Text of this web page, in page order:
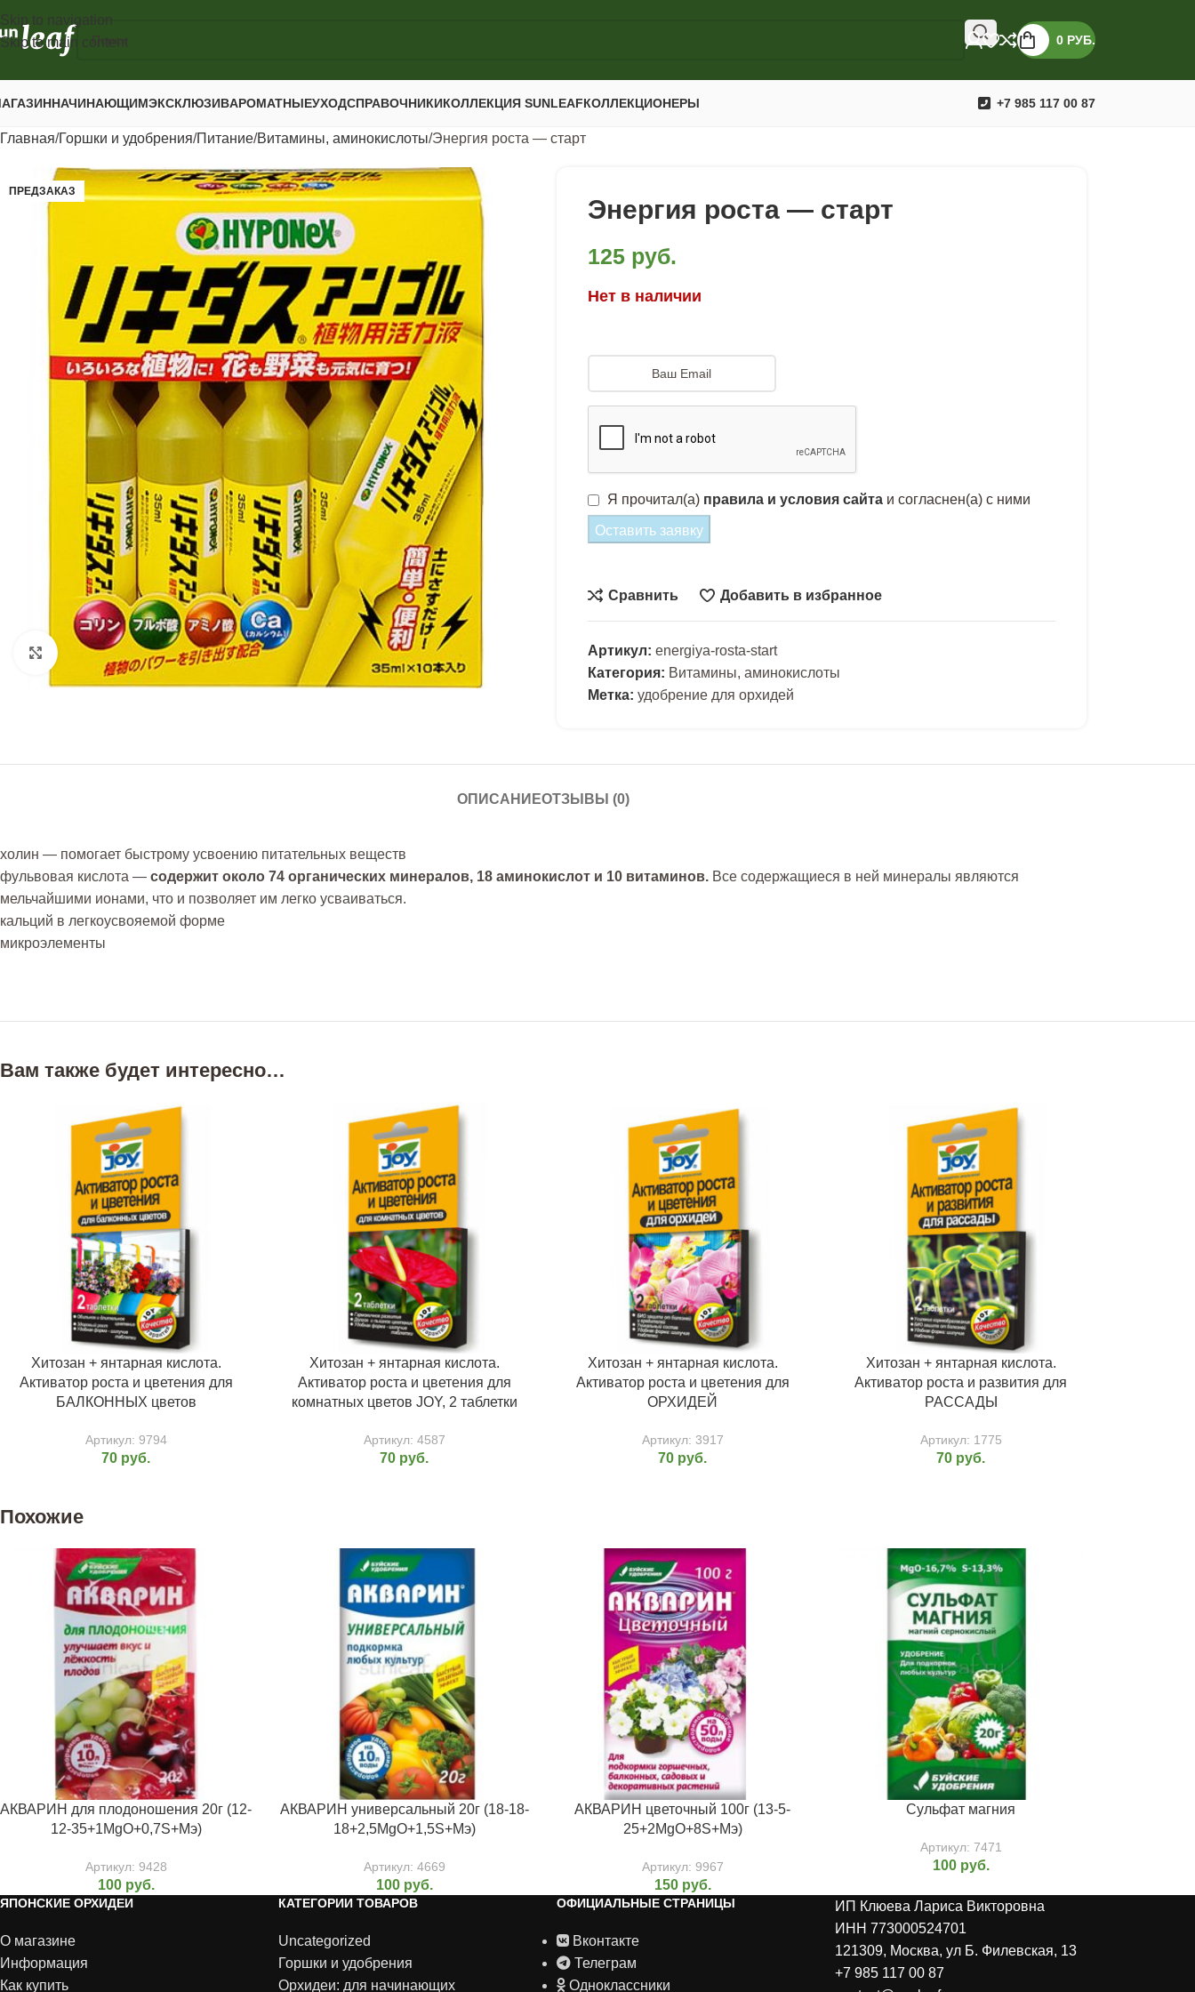
Skip to navigation
Skip to main content
0 РУБ.
НАЧИНАЮЩИМЭКСКЛЮЗИВАРОМАТНЫЕУХОДСПРАВОЧНИКИКОЛЛЕКЦИЯ SUNLEAFКОЛЛЕКЦИОНЕРЫ +7 985 117 00 87
Главная Горшки и удобрения Питание Витамины, аминокислоты Энергия роста — старт
ПРЕДЗАКАЗ
Click to enlarge
Энергия роста — старт
125 руб.
Нет в наличии
Я прочитал(а) правила и условия сайтаи согласнен(а) с ними
Оставить заявку
Сравнить Добавить в избранное
Артикул: energiya-rosta-start
Категория: Витамины, аминокислоты
Метка: удобрение для орхидей
ОПИСАНИЕОТЗЫВЫ (0)
холин — помогает быстрому усвоению питательных веществ
фульвовая кислота — содержит около 74 органических минералов, 18 аминокислот и 10 витаминов. Все содержащиеся в ней минералы являются
мельчайшими ионами, что и позволяет им легко усваиваться.
кальций в легкоусвояемой форме
микроэлементы
Вам также будет интересно…
Хитозан + янтарная кислота.
Активатор роста и цветения для
БАЛКОННЫХ цветов
Артикул: 9794
70 руб.
Хитозан + янтарная кислота.
Активатор роста и цветения для
комнатных цветов JOY, 2 таблетки
Артикул: 4587
70 руб.
Хитозан + янтарная кислота.
Активатор роста и цветения для
ОРХИДЕЙ
Артикул: 3917
70 руб.
Хитозан + янтарная кислота.
Активатор роста и развития для
РАССАДЫ
Артикул: 1775
70 руб.
Похожие
АКВАРИН для плодоношения 20г (12-
12-35+1MgO+0,7S+Мэ)
Артикул: 9428
100 руб.
АКВАРИН универсальный 20г (18-18-
18+2,5MgO+1,5S+Мэ)
Артикул: 4669
100 руб.
АКВАРИН цветочный 100г (13-5-
25+2MgO+8S+Mэ)
Артикул: 9967
150 руб.
Сульфат магния
Артикул: 7471
100 руб.
ЯПОНСКИЕ ОРХИДЕИ
О магазине
Информация
Как купить
КАТЕГОРИИ ТОВАРОВ
Uncategorized
Горшки и удобрения
Орхидеи: для начинающих
ОФИЦИАЛЬНЫЕ СТРАНИЦЫ
Вконтакте
Телеграм
Одноклассники
ИП Клюева Лариса Викторовна
ИНН 773000524701
121309, Москва, ул Б. Филевская, 13
+7 985 117 00 87